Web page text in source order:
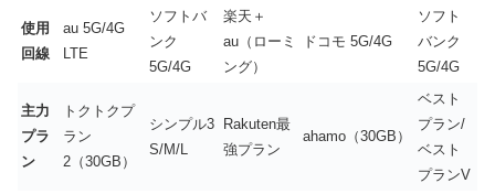
使用
回線
au 5G/4G
LTE
ソフトバ
ンク
5G/4G
楽天＋
au（ローミ
ング）
ドコモ 5G/4G
ソフト
バンク
5G/4G
主力
プラ
ン
トクトクプ
ラン
2（30GB）
シンプル3
S/M/L
Rakuten最
強プラン
ahamo（30GB）
ベスト
プラン/
ベスト
プランV